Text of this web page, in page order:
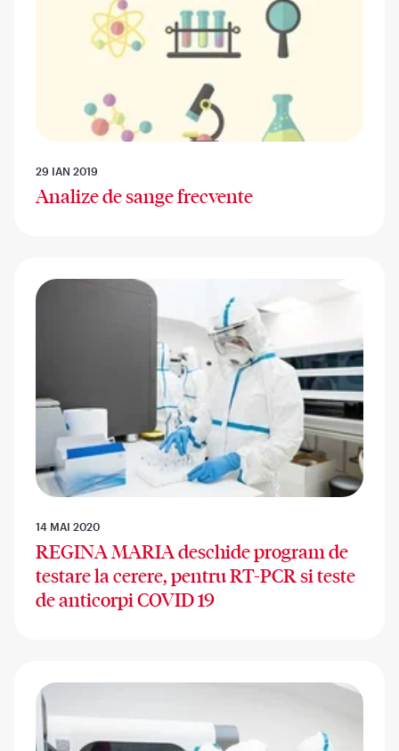
29 IAN 2019
Analize de sange frecvente
14 MAI 2020
REGINA MARIA deschide program de
testare la cerere, pentru RT-PCR si teste
de anticorpi COVID 19